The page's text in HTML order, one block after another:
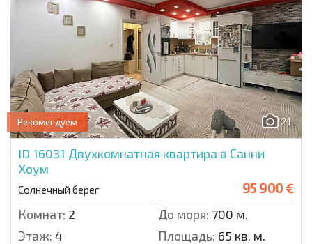
21
Рекомендуем
ID 16031 Двухкомнатная квартира в Санни
Хоум
Солнечный берег 95 900 €
Комнат: 2 До моря: 700 м.
Этаж: 4 Площадь: 65 кв. м.